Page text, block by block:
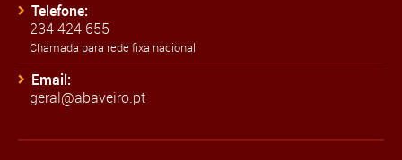
Telefone:
234 424 655
Chamada para rede fixa nacional
Email:
geral@abaveiro.pt